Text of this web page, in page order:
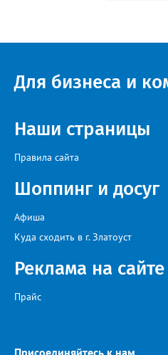
Челябинской, Свердловской,
идейный вдохновитель,
певец, победитель главного
искусства «Золотая лира»,
на Первом канале, обладатель
Для бизнеса и
Наши страницы
Правила сайта
Шоппинг и досуг
Афиша
Куда сходить в г. Златоуст
Реклама на сайте
Прайс
Присоединяйтесь к нам